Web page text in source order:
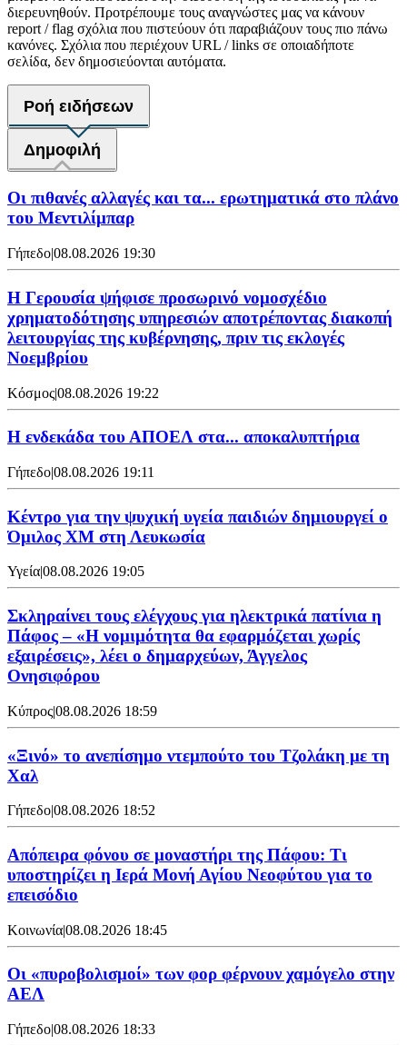
διερευνηθούν. Προτρέπουμε τους αναγνώστες μας να κάνουν
report / flag σχόλια που πιστεύουν ότι παραβιάζουν τους πιο πάνω
κανόνες. Σχόλια που περιέχουν URL / links σε οποιαδήποτε
σελίδα, δεν δημοσιεύονται αυτόματα.
Ροή ειδήσεων
Δημοφιλή
Οι πιθανές αλλαγές και τα... ερωτηματικά στο πλάνο
του Μεντιλίμπαρ
Γήπεδο|08.08.2026 19:30
Η Γερουσία ψήφισε προσωρινό νομοσχέδιο
χρηματοδότησης υπηρεσιών αποτρέποντας διακοπή
λειτουργίας της κυβέρνησης, πριν τις εκλογές
Νοεμβρίου
Κόσμος|08.08.2026 19:22
Η ενδεκάδα του ΑΠΟΕΛ στα... αποκαλυπτήρια
Γήπεδο|08.08.2026 19:11
Κέντρο για την ψυχική υγεία παιδιών δημιουργεί ο
Όμιλος XM στη Λευκωσία
Υγεία|08.08.2026 19:05
Σκληραίνει τους ελέγχους για ηλεκτρικά πατίνια η
Πάφος – «Η νομιμότητα θα εφαρμόζεται χωρίς
εξαιρέσεις», λέει ο δημαρχεύων, Άγγελος
Ονησιφόρου
Κύπρος|08.08.2026 18:59
«Ξινό» το ανεπίσημο ντεμπούτο του Τζολάκη με τη
Χαλ
Γήπεδο|08.08.2026 18:52
Απόπειρα φόνου σε μοναστήρι της Πάφου: Τι
υποστηρίζει η Ιερά Μονή Αγίου Νεοφύτου για το
επεισόδιο
Κοινωνία|08.08.2026 18:45
Οι «πυροβολισμοί» των φορ φέρνουν χαμόγελο στην
ΑΕΛ
Γήπεδο|08.08.2026 18:33